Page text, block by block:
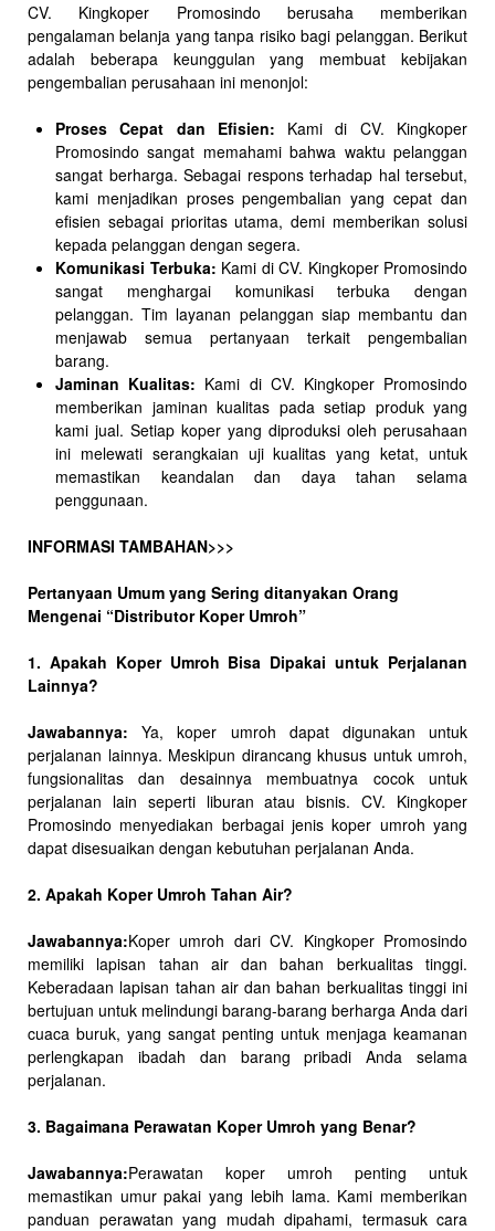
CV. Kingkoper Promosindo berusaha memberikan
pengalaman belanja yang tanpa risiko bagi pelanggan. Berikut
adalah beberapa keunggulan yang membuat kebijakan
pengembalian perusahaan ini menonjol:
Proses Cepat dan Efisien: Kami di CV. Kingkoper
Promosindo sangat memahami bahwa waktu pelanggan
sangat berharga. Sebagai respons terhadap hal tersebut,
kami menjadikan proses pengembalian yang cepat dan
efisien sebagai prioritas utama, demi memberikan solusi
kepada pelanggan dengan segera.
Komunikasi Terbuka: Kami di CV. Kingkoper Promosindo
sangat menghargai komunikasi terbuka dengan
pelanggan. Tim layanan pelanggan siap membantu dan
menjawab semua pertanyaan terkait pengembalian
barang.
Jaminan Kualitas: Kami di CV. Kingkoper Promosindo
memberikan jaminan kualitas pada setiap produk yang
kami jual. Setiap koper yang diproduksi oleh perusahaan
ini melewati serangkaian uji kualitas yang ketat, untuk
memastikan keandalan dan daya tahan selama
penggunaan.
INFORMASI TAMBAHAN>>>
Pertanyaan Umum yang Sering ditanyakan Orang
Mengenai “Distributor Koper Umroh”
1. Apakah Koper Umroh Bisa Dipakai untuk Perjalanan
Lainnya?
Jawabannya: Ya, koper umroh dapat digunakan untuk
perjalanan lainnya. Meskipun dirancang khusus untuk umroh,
fungsionalitas dan desainnya membuatnya cocok untuk
perjalanan lain seperti liburan atau bisnis. CV. Kingkoper
Promosindo menyediakan berbagai jenis koper umroh yang
dapat disesuaikan dengan kebutuhan perjalanan Anda.
2. Apakah Koper Umroh Tahan Air?
Jawabannya:Koper umroh dari CV. Kingkoper Promosindo
memiliki lapisan tahan air dan bahan berkualitas tinggi.
Keberadaan lapisan tahan air dan bahan berkualitas tinggi ini
bertujuan untuk melindungi barang-barang berharga Anda dari
cuaca buruk, yang sangat penting untuk menjaga keamanan
perlengkapan ibadah dan barang pribadi Anda selama
perjalanan.
3. Bagaimana Perawatan Koper Umroh yang Benar?
Jawabannya:Perawatan koper umroh penting untuk
memastikan umur pakai yang lebih lama. Kami memberikan
panduan perawatan yang mudah dipahami, termasuk cara